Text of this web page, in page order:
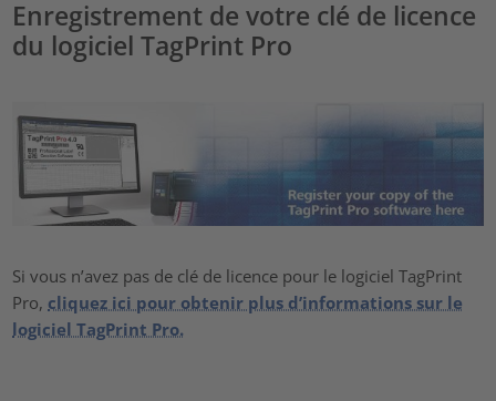
Enregistrement de votre clé de licence
du logiciel TagPrint Pro
Si vous n’avez pas de clé de licence pour le logiciel TagPrint
Pro, cliquez ici pour obtenir plus d’informations sur le
logiciel TagPrint Pro.